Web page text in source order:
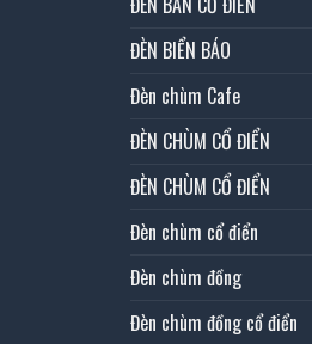
ĐÈN BIỂN BÁO
Đèn chùm Cafe
ĐÈN CHÙM CỔ ĐIỂN
ĐÈN CHÙM CỔ ĐIỂN
Đèn chùm cổ điển
Đèn chùm đồng
Đèn chùm đồng cổ điển